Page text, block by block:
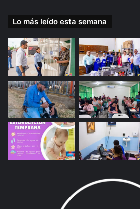
Lo más leído esta semana